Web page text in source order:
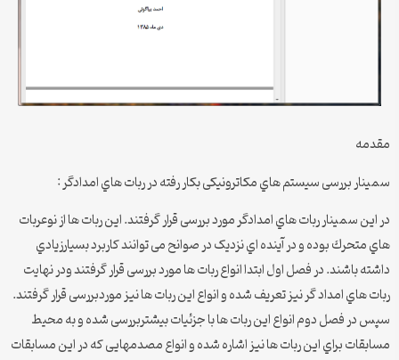
مقدمه
سمینار بررسی سیستم هاي مکاترونیکی بکار رفته در ربات هاي امدادگر :
در این سمینار ربات هاي امدادگر مورد بررسی قرار گرفتند. این ربات ها از نوعربات
هاي متحرك بوده و در آینده اي نزدیک در صوانح می توانند کاربرد بسیارزیادي
داشته باشند. در فصل اول ابتدا انواع ربات ها مورد بررسی قرار گرفتند ودر نهایت
ربات هاي امداد گر نیز تعریف شده و انواع این ربات ها نیز موردبررسی قرار گرفتند.
سپس در فصل دوم انواع این ربات ها با جزئیات بیشتربررسی شده و به محیط
مسابقات براي این ربات ها نیز اشاره شده و انواع مصدمهایی که در این مسابقات